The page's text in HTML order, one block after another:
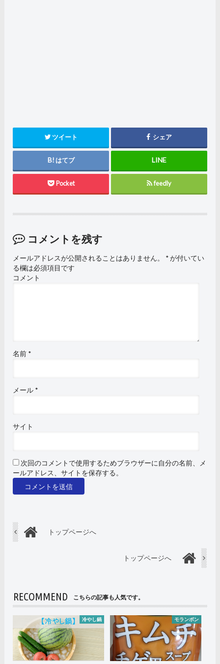
ツイート シェア
はてブ
Pocket feedly
コメントを残す
メールアドレスが公開されることはありません。 *が付いてい
る欄は必須項目です
コメント
名前 *
メール *
サイト
次回のコメントで使用するためブラウザーに自分の名前、メ
ールアドレス、サイトを保存する。
トップページへ
トップページへ
RECOMMEND こちらの記事も人気です。
冷やし鍋 モランボン